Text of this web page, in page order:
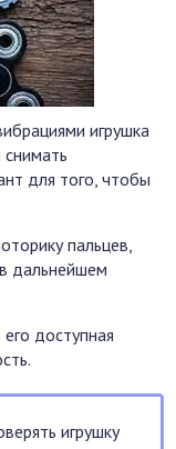
игрушка
для того, чтобы
пальцев,
дальнейшем
доступная
игрушку